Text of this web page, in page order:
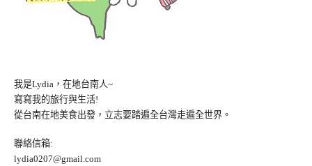
我是Lydia，在地台南人~
寫寫我的旅行與生活!
從台南在地美食出發，立志要踏遍全台灣走遍全世界。
聯絡信箱:
lydia0207@gmail.com